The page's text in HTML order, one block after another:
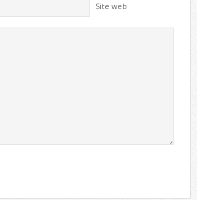
Site web